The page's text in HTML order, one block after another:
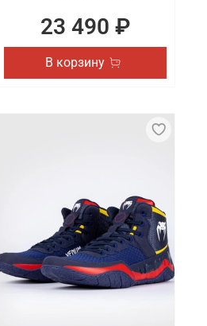
23 490 ₽
В корзину